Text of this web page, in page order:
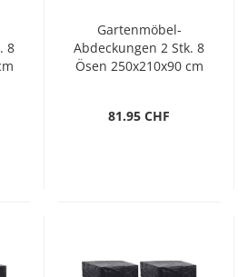
8
Gartenmöbel-
Abdeckungen 2 Stk. 8
Ösen 250x210x90 cm
81.95 CHF